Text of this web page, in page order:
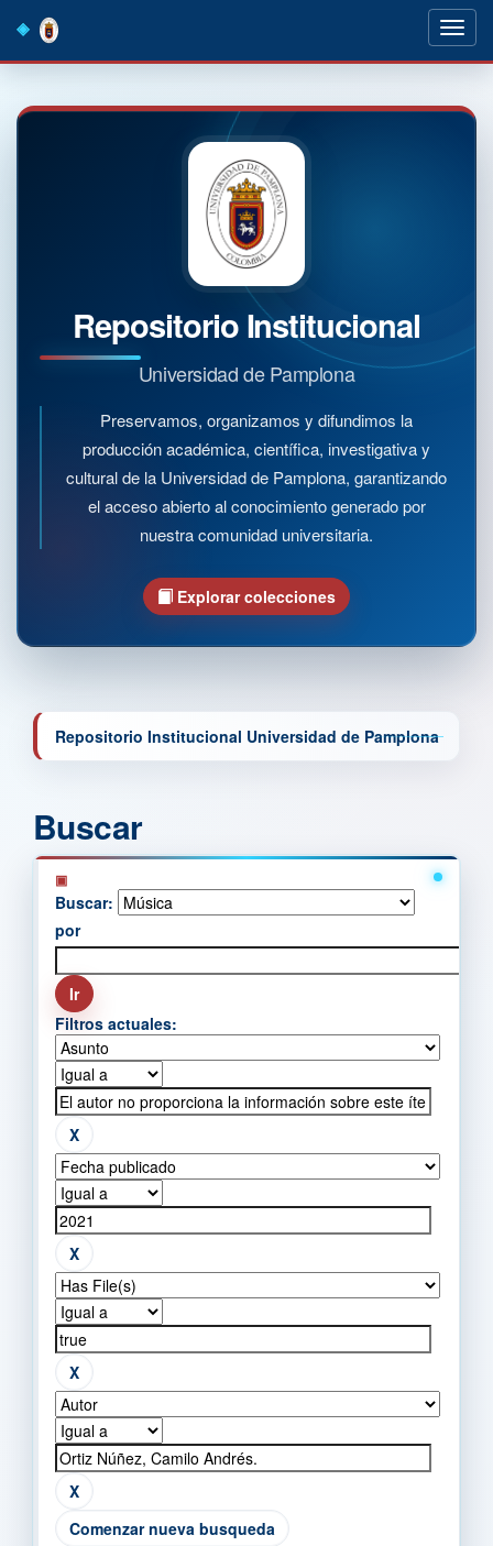
navigation
Repositorio Institucional
Universidad de Pamplona
Preservamos, organizamos y difundimos la
producción académica, científica, investigativa y
cultural de la Universidad de Pamplona, garantizando
el acceso abierto al conocimiento generado por
nuestra comunidad universitaria.
Explorar colecciones
Repositorio Institucional Universidad de Pamplona
Buscar
Buscar:
por
Filtros actuales:
Comenzar nueva busqueda